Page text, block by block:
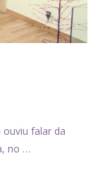
falar da
no …